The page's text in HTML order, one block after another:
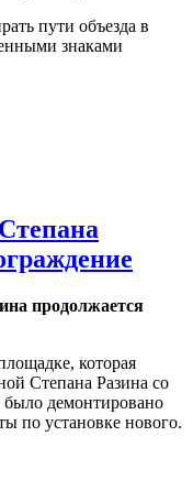
пути объезда в
знаками
продолжается
которая
Степана Разина со
демонтировано
по установке нового.